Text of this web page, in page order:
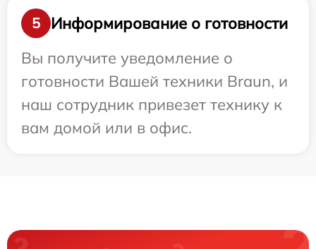
5
Информирование о готовности
Вы получите уведомление о
готовности Вашей техники Braun, и
наш сотрудник привезет технику к
вам домой или в офис.